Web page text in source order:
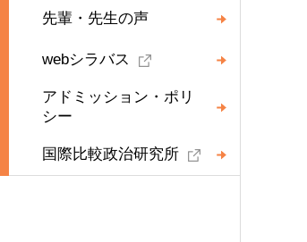
先輩・先生の声
webシラバス
アドミッション・ポリ
シー
国際比較政治研究所